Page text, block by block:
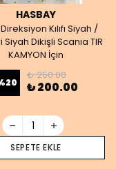
HASBAY
Kılıfı Siyah /
Siyah Dikişli Scanıa TIR
KAMYON İçin
20
₺ 250.00
₺ 200.00
SEPETE EKLE